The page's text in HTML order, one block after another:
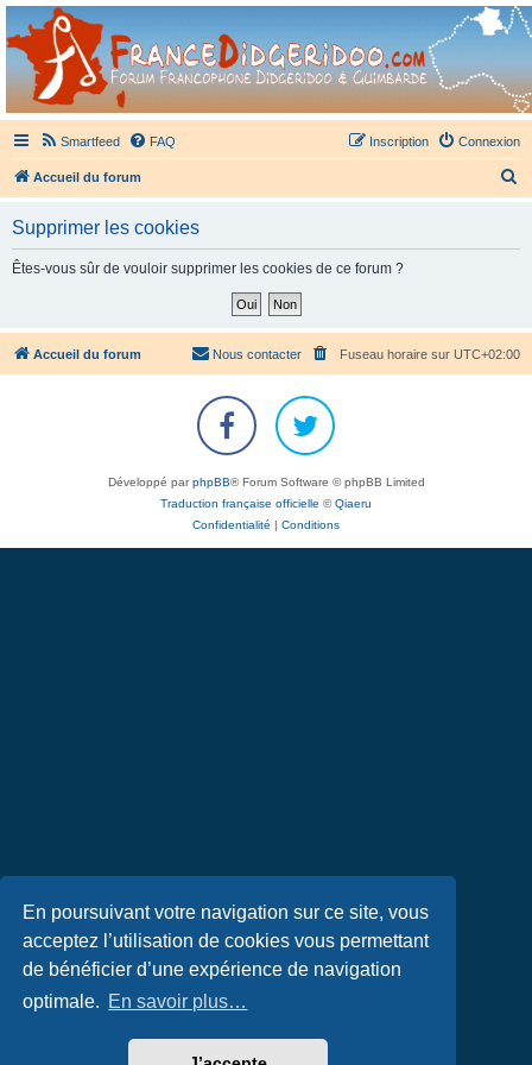
En poursuivant votre navigation sur ce site, vous
acceptez l’utilisation de cookies vous permettant
de bénéficier d’une expérience de navigation
optimale. En savoir plus…
France Didgeridoo
Didgeridoo et Guimbarde sur France Didgeridoo - retrouvez la communauté.
Smartfeed FAQ Connexion
Inscription
Accueil du forum
c
h
Supprimer les cookies
Êtes-vous sûr de vouloir supprimer les cookies de ce forum ?
Accueil du forum Fuseau horaire sur UTC+02:00
Nous contacter
Développé parphpBB® Forum Software © phpBB Limited
Traduction française officielle ©Qiaeru
Confidentialité
Conditions